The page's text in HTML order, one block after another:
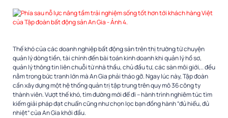
Thế khó của các doanh nghiệp bất động sản trên thị trường từ chuyện
quản lý dòng tiền, tài chính đến bài toán kinh doanh khi quản lý hồ sơ,
quản lý thông tin liên chuỗi từ nhà thầu, chủ đầu tư, các sàn môi giới,.. đều
nằm trong bức tranh lớn mà An Gia phải tháo gỡ. Ngay lúc này, Tập đoàn
cần xây dựng một hệ thống quản trị tập trung trên quy mô 36 công ty
thành viên. Vượt thế khó, tìm đường mới để đi – hành trình nghiêm túc tìm
kiếm giải pháp đạt chuẩn cũng như chọn lọc bạn đồng hành “đủ hiểu, đủ
nhiệt” của An Gia khởi đầu.